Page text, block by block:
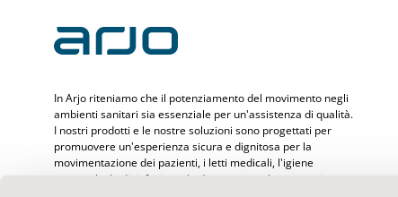
In Arjo riteniamo che il potenziamento del movimento negli
ambienti sanitari sia essenziale per un'assistenza di qualità.
I nostri prodotti e le nostre soluzioni sono progettati per
promuovere un'esperienza sicura e dignitosa per la
movimentazione dei pazienti, i letti medicali, l'igiene
personale, la disinfezione, la diagnostica e la prevenzione